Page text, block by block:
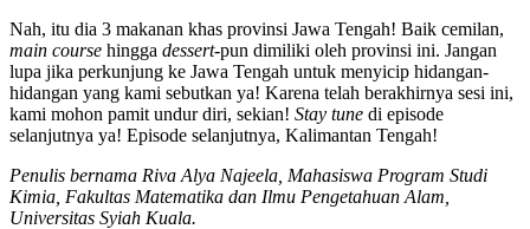
Nah, itu dia 3 makanan khas provinsi Jawa Tengah! Baik cemilan,
main course hingga dessert-pun dimiliki oleh provinsi ini. Jangan
lupa jika perkunjung ke Jawa Tengah untuk menyicip hidangan-
hidangan yang kami sebutkan ya! Karena telah berakhirnya sesi ini,
kami mohon pamit undur diri, sekian! Stay tune di episode
selanjutnya ya! Episode selanjutnya, Kalimantan Tengah!
Penulis bernama Riva Alya Najeela, Mahasiswa Program Studi
Kimia, Fakultas Matematika dan Ilmu Pengetahuan Alam,
Universitas Syiah Kuala.